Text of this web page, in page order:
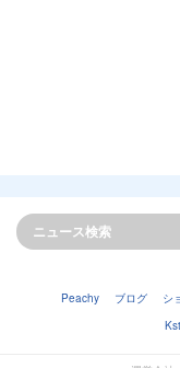
Peachy ブログ シ